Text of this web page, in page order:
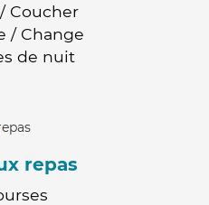
Coucher
/ Change
de nuit
repas